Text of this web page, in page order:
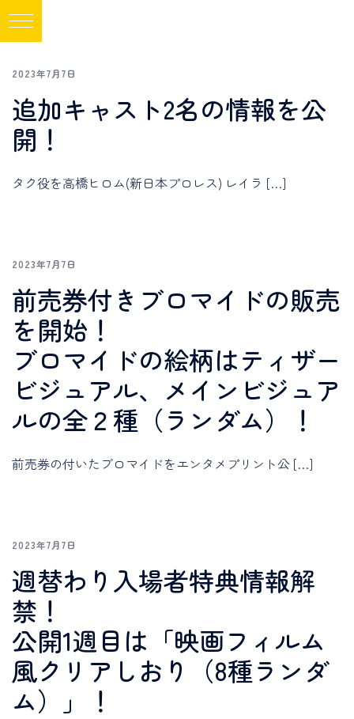
2023年7月7日
追加キャスト2名の情報を公
開！
タク役を高橋ヒロム(新日本プロレス) レイラ […]
2023年7月7日
前売券付きブロマイドの販売
を開始！
ブロマイドの絵柄はティザー
ビジュアル、メインビジュア
ルの全２種（ランダム）！
前売券の付いたブロマイドをエンタメプリント公 […]
2023年7月7日
週替わり入場者特典情報解
禁！
公開1週目は「映画フィルム
風クリアしおり（8種ランダ
ム）」！